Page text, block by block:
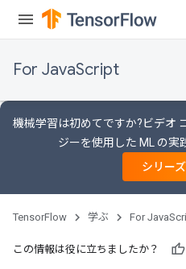
For JavaScript
機械学習は初めてですか?ビデオ
ジーを使用した ML の実
シリー
TensorFlow 学ぶ For
この情報は役に立ちましたか？